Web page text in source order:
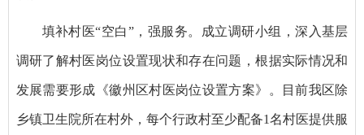
填补村医“空白”，强服务。成立调研小组，深入基层
调研了解村医岗位设置现状和存在问题，根据实际情况和
发展需要形成《徽州区村医岗位设置方案》。目前我区除
乡镇卫生院所在村外，每个行政村至少配备1名村医提供服